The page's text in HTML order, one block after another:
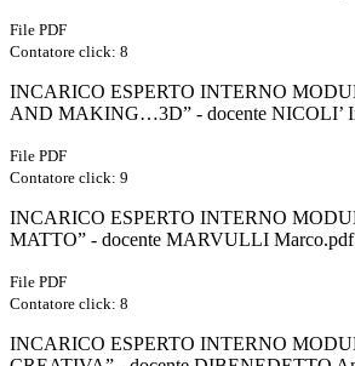
File PDF
Contatore click: 8
INCARICO ESPERTO INTERNO
AND MAKING…3D” - docente NICOLI’
File PDF
Contatore click: 9
INCARICO ESPERTO INTERNO
MATTO” - docente MARVULLI Marco.pdf
File PDF
Contatore click: 8
INCARICO ESPERTO INTERNO